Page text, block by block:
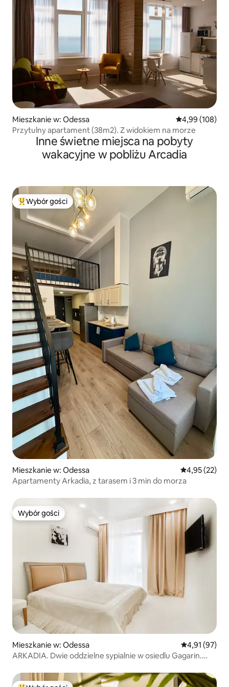
Mieszkanie w: Odessa Średnia
4,99 (108)
Przytulny apartament (38m2). Z widokiem na morze
Inne świetne miejsca na pobyty
wakacyjne w pobliżu Arcadia
Najpopularniejsze z kategorii Wybór gości
Wybór gości
Mieszkanie w: Odessa Średnia
4,95 (22)
Apartamenty Arkadia, z tarasem i 3 min do morza
Wybór gości
Wybór gości
Mieszkanie w: Odessa Średnia
4,91 (97)
ARKADIA. Dwie oddzielne sypialnie w osiedlu Gagarin.